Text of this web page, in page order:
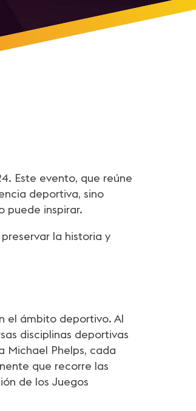
Este evento, que reúne
deportiva, sino
puede inspirar.
la historia y
el ámbito deportivo. Al
disciplinas deportivas
Michael Phelps, cada
que recorre las
de los Juegos